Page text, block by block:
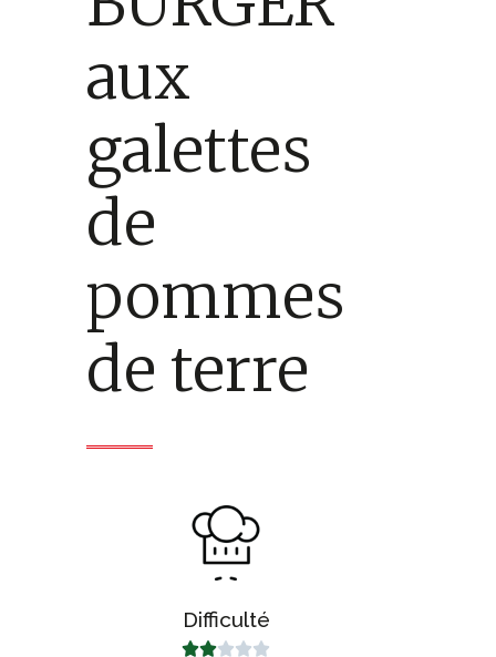
aux
galettes
de
pommes
de terre
Difficulté
